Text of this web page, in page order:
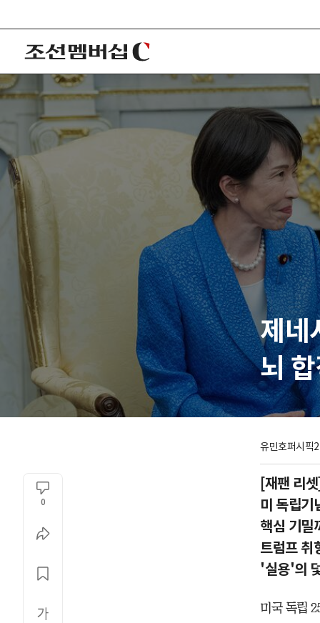
제네
뇌
유민호퍼시픽
0
[재팬 리
미 독립기
핵심 기밀
트럼프 취
'실용'의
미국 독립